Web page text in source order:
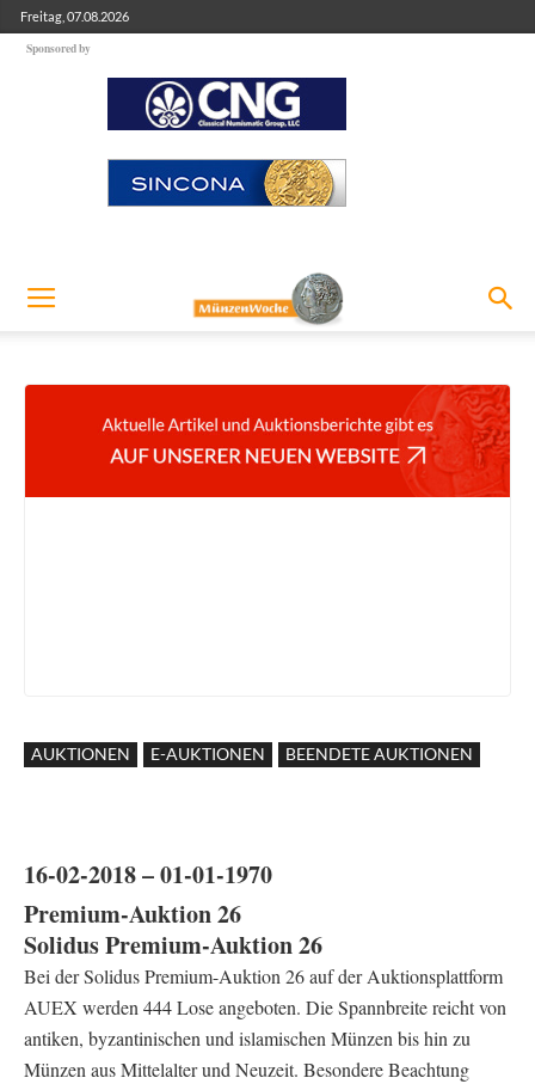
Freitag, 07.08.2026
Sponsored by
AUKTIONEN E-AUKTIONEN BEENDETE AUKTIONEN
16-02-2018 – 01-01-1970
Premium-Auktion 26
Solidus Premium-Auktion 26
Bei der Solidus Premium-Auktion 26 auf der Auktionsplattform
AUEX werden 444 Lose angeboten. Die Spannbreite reicht von
antiken, byzantinischen und islamischen Münzen bis hin zu
Münzen aus Mittelalter und Neuzeit. Besondere Beachtung